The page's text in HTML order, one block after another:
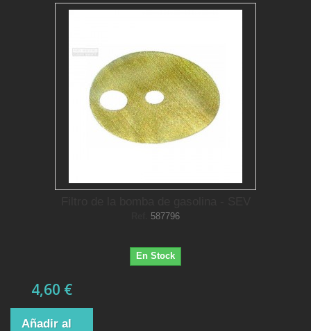
587796
En Stock
4,60 €
Añadir al